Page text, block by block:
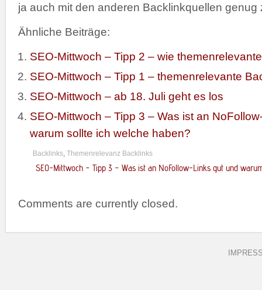
ja auch mit den anderen Backlinkquellen genug
Ähnliche Beiträge:
SEO-Mittwoch – Tipp 2 – wie
SEO-Mittwoch – Tipp 1 – themenrelevante
SEO-Mittwoch – ab 18. Juli geht es los
SEO-Mittwoch – Tipp 3 – Was ist an
warum sollte ich welche haben?
Backlinks, Themenrelevanz Backlinks
SEO-Mittwoch – Tipp 3 – Was ist an NoFollow-Links gut und
Comments are currently closed.